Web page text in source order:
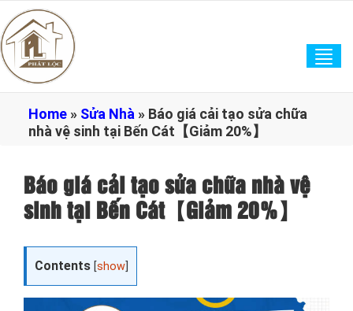
Home » Sửa Nhà » Báo giá cải tạo sửa chữa
nhà vệ sinh tại Bến Cát【Giảm 20%】
Báo giá cải tạo sửa chữa nhà vệ
sinh tại Bến Cát【Giảm 20%】
Contents [show